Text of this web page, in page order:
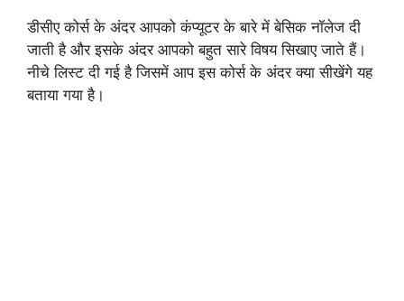
डीसीए कोर्स के अंदर आपको कंप्यूटर के बारे में बेसिक नॉलेज दी
जाती है और इसके अंदर आपको बहुत सारे विषय सिखाए जाते हैं।
नीचे लिस्ट दी गई है जिसमें आप इस कोर्स के अंदर क्या सीखेंगे यह
बताया गया है।